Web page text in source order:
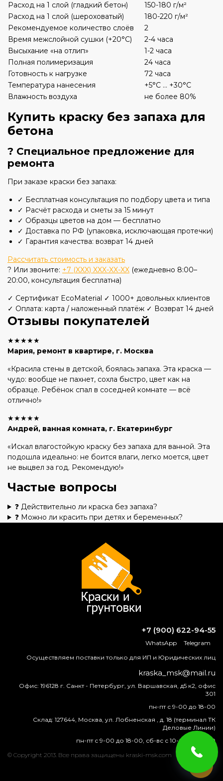
Расход на 1 слой (гладкий бетон)
150-180 г/м²
Расход на 1 слой (шероховатый)
180-220 г/м²
Рекомендуемое количество слоёв
2
Время межслойной сушки (+20°C)
2-4 часа
Высыхание «на отлип»
1-2 часа
Полная полимеризация
24 часа
Готовность к нагрузке
72 часа
Температура нанесения
+5°C ... +30°C
Влажность воздуха
не более 80%
Купить краску без запаха для
бетона
? Специальное предложение для
ремонта
При заказе краски без запаха:
✓ Бесплатная консультация по подбору цвета и типа
✓ Расчёт расхода и сметы за 15 минут
✓ Образцы цветов на дом — бесплатно
✓ Доставка по РФ (упаковка, исключающая протечки)
✓ Гарантия качества: возврат 14 дней
Рассчитать стоимость и заказать
? Или звоните: +7 (XXX) XXX-XX-XX (ежедневно 8:00–
20:00, консультация бесплатна)
✓ Сертификат EcoMaterial ✓ 1000+ довольных клиентов
✓ Оплата: карта / наложенный платёж ✓ Возврат 14 дней
Отзывы покупателей
★★★★★
Мария, ремонт в квартире, г. Москва
«Красила стены в детской, боялась запаха. Эта краска —
чудо: вообще не пахнет, сохла быстро, цвет как на
образце. Ребёнок спал в соседней комнате — всё
отлично!»
★★★★★
Андрей, ванная комната, г. Екатеринбург
«Искал влагостойкую краску без запаха для ванной. Эта
подошла идеально: не боится влаги, легко моется, цвет
не выцвел за год. Рекомендую!»
Частые вопросы
❓ Действительно ли краска без запаха?
❓ Можно ли красить при детях и беременных?
❓ Можно ли колеровать краску без запаха?
ВОПРОС-ОТВЕТ
Можно ли красить ПФ-115 при
Чем покрыты желтые болты?
Можно ли красить на улице при
температуре 40 градусов?
Какую краску можно использовать при
краска эмаль купить грунт
металла
+7 (900) 622-94-55
WhatsApp
Telegram
Осуществляем поставки только для ИП и Юридических лиц
kraska_msk@mail.ru
Офис: 196128 г. Санкт - Петербург, ул. Варшавская, д5 к2, офис
301
пн-пт с 9-00 до 18-00
Склад: 127644, Москва, ул. Лобненская , д. 18 (терминал ТК
Деловые Линии)
пн-пт с 9-00 до 18-00, сб-вс с 10-00 до 16-00
© Copyright 2013. Все права защищены kraski-msk.com